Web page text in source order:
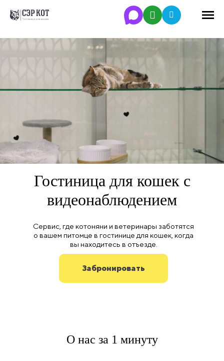
Гостиница для кошек с
видеонаблюдением
Сервис, где котоняни и ветеринары заботятся
о вашем питомце в гостинице для кошек, когда
вы находитесь в отъезде.
Забронировать
О нас за 1 минуту